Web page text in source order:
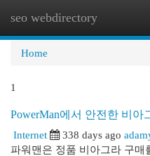
seo webdirectory
Home
1
PowerMan에서 안전한 비아
Internet
338 days ago
파워맨은 정품 비아그라 구